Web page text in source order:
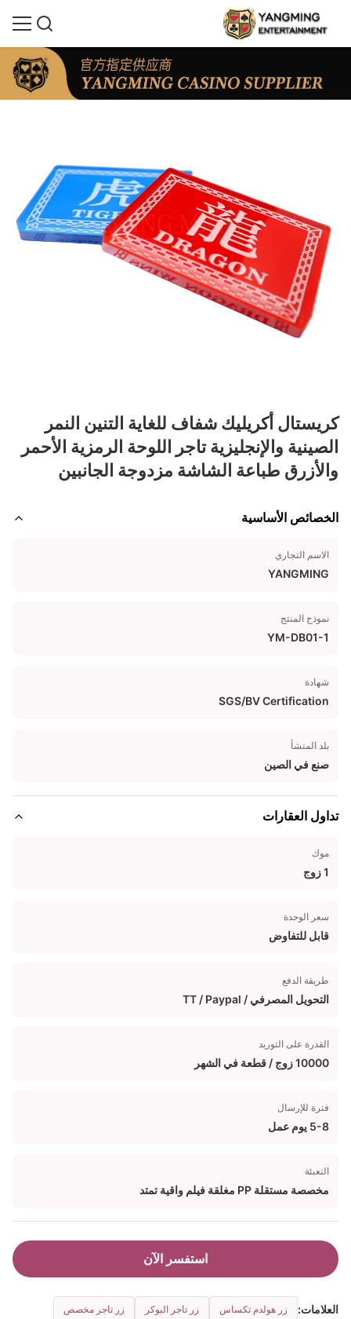
كريستال أكريليك شفاف للغاية التنين النمر
الصينية والإنجليزية تاجر اللوحة الرمزية الأحمر
والأزرق طباعة الشاشة مزدوجة الجانبين
الخصائص الأساسية
الاسم التجاري
YANGMING
نموذج المنتج
YM-DB01-1
شهادة
SGS/BV Certification
بلد المنشأ
صنع في الصين
تداول العقارات
موك
1 زوج
سعر الوحدة
قابل للتفاوض
طريقة الدفع
التحويل المصرفي / TT / Paypal
القدرة على التوريد
10000 زوج / قطعة في الشهر
فترة للإرسال
5-8 يوم عمل
التعبئة
مخصصة مستقلة PP مغلقة فيلم واقية تمتد
استفسر الآن
العلامات: زر هولدم تكساس زر تاجر البوكر زر تاجر مخصص